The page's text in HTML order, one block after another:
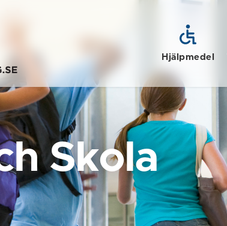
Hjälpmedel
Skola